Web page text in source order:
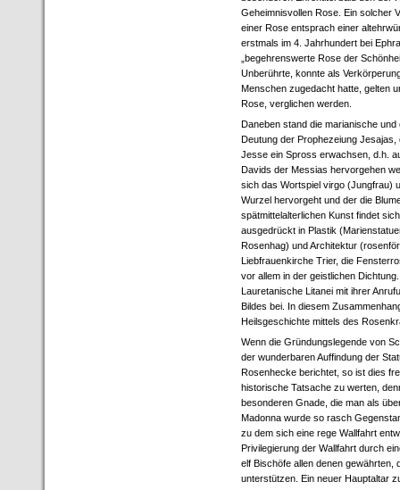
Geheimnisvollen Rose. Ein solcher
einer Rose entsprach einer
erstmals im 4. Jahrhundert bei
„begehrenswerte Rose der
Unberührte, konnte als
Menschen zugedacht hatte, gelten
Rose, verglichen werden.
Daneben stand die marianische
Deutung der Prophezeiung
Jesse ein Spross erwachsen, d.h.
Davids der Messias hervorgehen
sich das Wortspiel virgo (Jungfrau)
Wurzel hervorgeht und der die
spätmittelalterlichen Kunst findet
ausgedrückt in Plastik
Rosenhag) und Architektur
Liebfrauenkirche Trier, die
vor allem in der geistlichen
Lauretanische Litanei mit ihrer
Bildes bei. In diesem
Heilsgeschichte mittels des
Wenn die Gründungslegende von
der wunderbaren Auffindung der
Rosenhecke berichtet, so ist dies
historische Tatsache zu werten,
besonderen Gnade, die man als
Madonna wurde so rasch
zu dem sich eine rege Wallfahrt
Privilegierung der Wallfahrt durch
elf Bischöfe allen denen gewährten,
unterstützen. Ein neuer Hauptaltar